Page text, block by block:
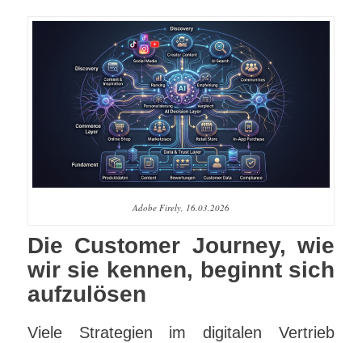
Adobe Firely, 16.03.2026
Die Customer Journey, wie
wir sie kennen, beginnt sich
aufzulösen
Viele Strategien im digitalen Vertrieb